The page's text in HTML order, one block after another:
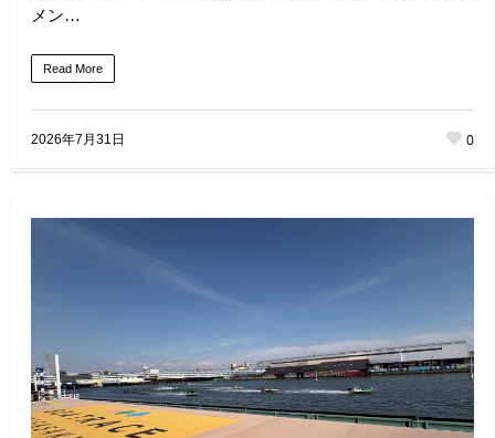
メン…
Read More
2026年7月31日 0